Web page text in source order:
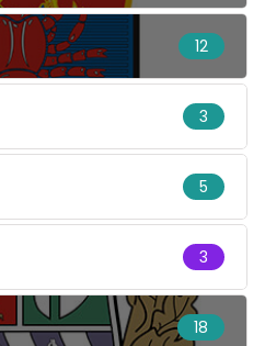
12
3
5
3
18